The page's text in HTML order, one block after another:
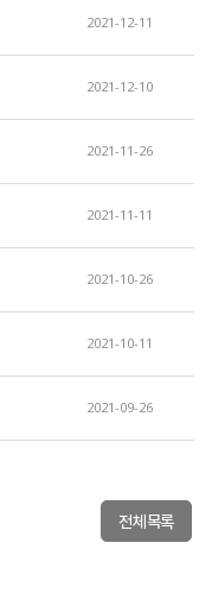
2021-12-11
2021-12-10
2021-11-26
2021-11-11
2021-10-26
2021-10-11
2021-09-26
전체목록